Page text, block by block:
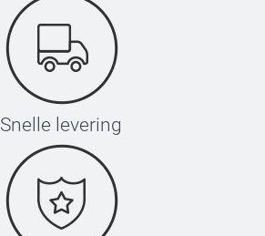
Snelle levering